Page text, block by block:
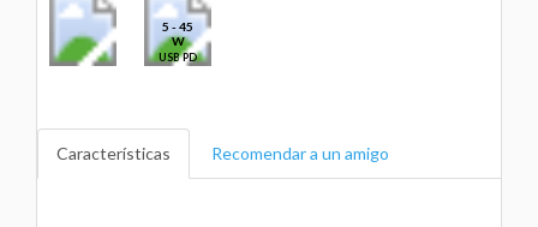
5 - 45
W
USB PD
Características Recomendar a un amigo